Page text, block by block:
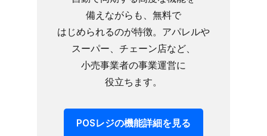
備えながらも、​無料で​
はじめられるのが​特徴。​アパレルや​
スーパー、​チェーン店など、​
小売事業者の​事業運営に​
役立ちます。
POSレジの​機能詳細を​見る